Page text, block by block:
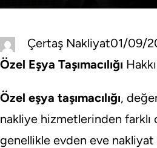
Çertaş Nakliyat01/09/
Özel Eşya Taşımacılığı
Özel eşya taşımacılığı,
nakliye hizmetlerinden farklı
genellikle evden eve nakliyat